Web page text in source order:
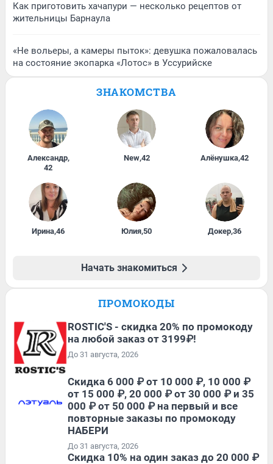
Как приготовить хачапури — несколько рецептов от
жительницы Барнаула
«Не вольеры, а камеры пыток»: девушка пожаловалась
на состояние экопарка «Лотос» в Уссурийске
ЗНАКОМСТВА
Александр,
42
New,42 Алёнушка,42
Ирина,46 Юлия,50 Докер,36
Начать знакомиться
ПРОМОКОДЫ
ROSTIC'S - скидка 20% по промокоду
на любой заказ от 3199₽!
До 31 августа, 2026
Скидка 6 000 ₽ от 10 000 ₽, 10 000 ₽
от 15 000 ₽, 20 000 ₽ от 30 000 ₽ и 35
000 ₽ от 50 000 ₽ на первый и все
повторные заказы по промокоду
НАБЕРИ
До 31 августа, 2026
Скидка 10% на один заказ до 20 000 ₽